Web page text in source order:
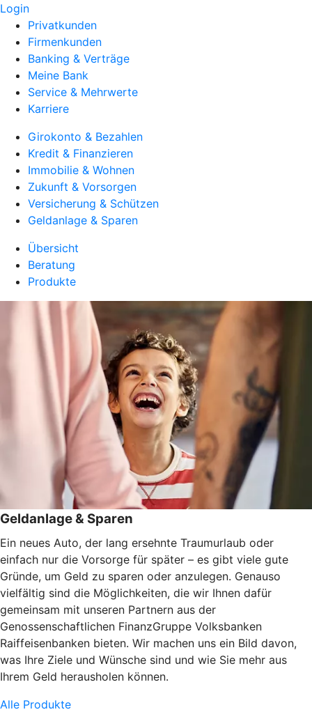
Login
Privatkunden
Firmenkunden
Banking & Verträge
Meine Bank
Service & Mehrwerte
Karriere
Girokonto & Bezahlen
Kredit & Finanzieren
Immobilie & Wohnen
Zukunft & Vorsorgen
Versicherung & Schützen
Geldanlage & Sparen
Übersicht
Beratung
Produkte
Geldanlage & Sparen
Ein neues Auto, der lang ersehnte Traumurlaub oder
einfach nur die Vorsorge für später – es gibt viele gute
Gründe, um Geld zu sparen oder anzulegen. Genauso
vielfältig sind die Möglichkeiten, die wir Ihnen dafür
gemeinsam mit unseren Partnern aus der
Genossenschaftlichen FinanzGruppe Volksbanken
Raiffeisenbanken bieten. Wir machen uns ein Bild davon,
was Ihre Ziele und Wünsche sind und wie Sie mehr aus
Ihrem Geld herausholen können.
Alle Produkte